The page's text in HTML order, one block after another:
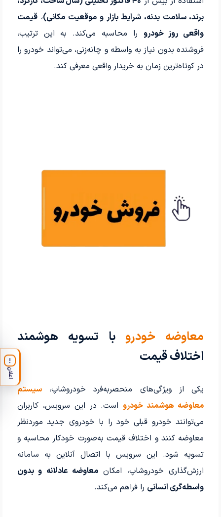
برند، سلامت بدنه، شرایط بازار و موقعیت مکانی)،قیمت
واقعی روز خودرو را محاسبه می‌کند. به این ترتیب،
فروشنده بدون نیاز به واسطه و چانه‌زنی، می‌تواند خودرو را
در کوتاه‌ترین زمان به خریدار واقعی معرفی کند.
معاوضه خودروبا تسویه هوشمند
اختلاف قیمت
یکی از ویژگی‌های منحصربه‌فرد خودروشاپ،سیستم
معاوضه هوشمند خودرو است. در این سرویس، کاربران
می‌توانند خودرو قبلی خود را با خودروی جدید موردنظر
معاوضه کنند و اختلاف قیمت به‌صورت خودکار محاسبه و
تسویه شود. این سرویس با اتصال آنلاین به سامانه
ارزش‌گذاری خودروشاپ، امکان معاوضه عادلانه و بدون
واسطه‌گری انسانی را فراهم می‌کند.
!
اعلان